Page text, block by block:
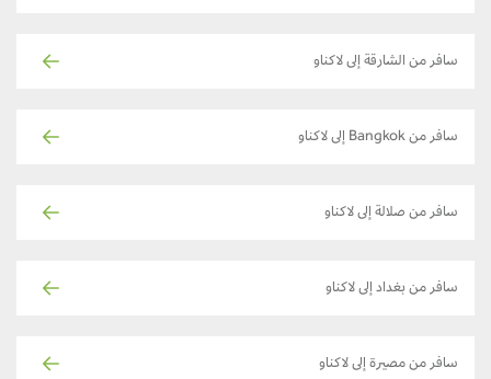
سافر من الشارقة إلى لاكناو
سافر من Bangkok إلى لاكناو
سافر من صلالة إلى لاكناو
سافر من بغداد إلى لاكناو
سافر من مصيرة إلى لاكناو